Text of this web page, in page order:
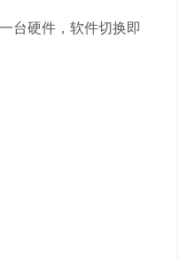
台硬件，软件切换即